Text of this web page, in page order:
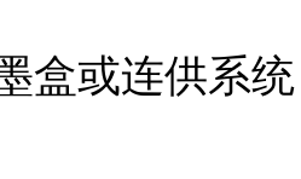
盒或连供系